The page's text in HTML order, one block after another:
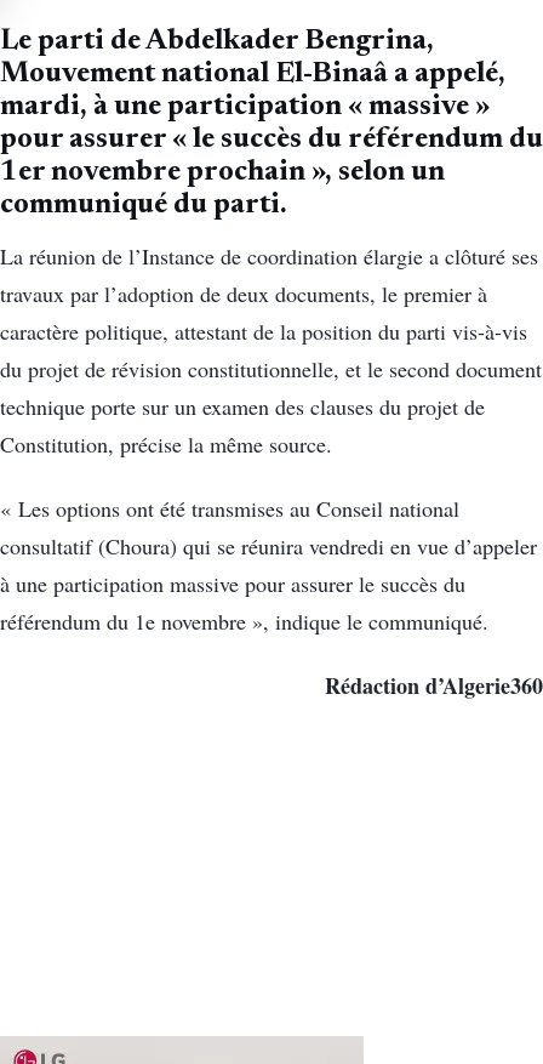
Le parti de Abdelkader Bengrina,
Mouvement national El-Binaâ a appelé,
mardi, à une participation « massive »
pour assurer « le succès du référendum du
1er novembre prochain », selon un
communiqué du parti.
La réunion de l’Instance de coordination élargie a clôturé ses
travaux par l’adoption de deux documents, le premier à
caractère politique, attestant de la position du parti vis-à-vis
du projet de révision constitutionnelle, et le second document
technique porte sur un examen des clauses du projet de
Constitution, précise la même source.
« Les options ont été transmises au Conseil national
consultatif (Choura) qui se réunira vendredi en vue d’appeler
à une participation massive pour assurer le succès du
référendum du 1e novembre », indique le communiqué.
Rédaction d’Algerie360